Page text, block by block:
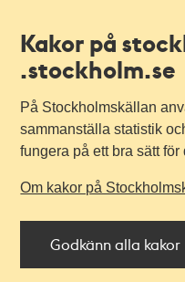
Kakor på
.stockholm.se
På Stockholmskällan
sammanställa statistik
fungera på ett bra sätt för
Om kakor på
Godkänn alla kakor